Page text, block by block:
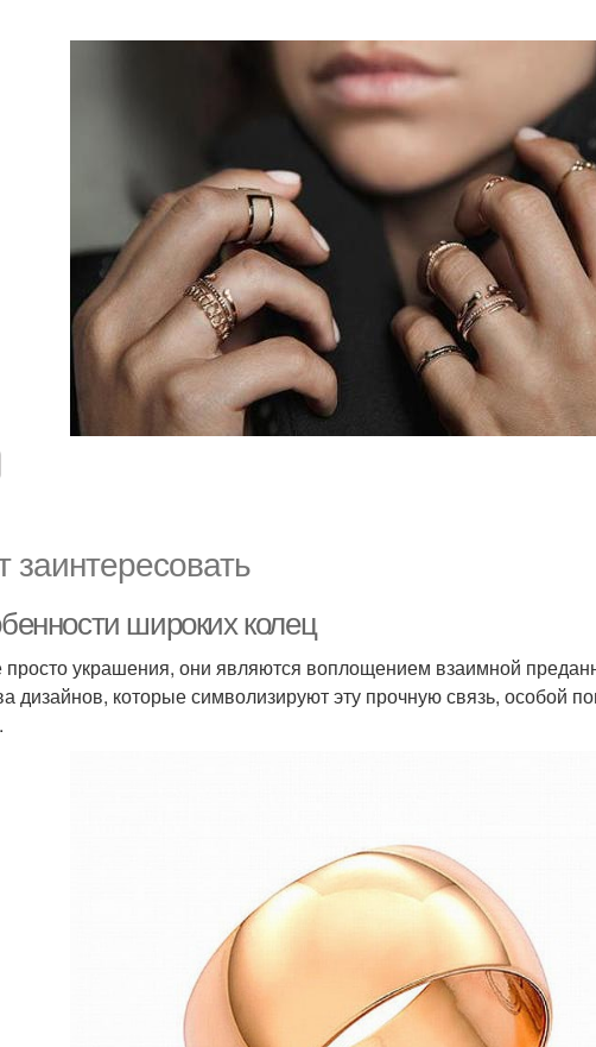
широких колец
украшения, они являются воплощением взаимной
дизайнов, которые символизируют эту прочную связь, особой